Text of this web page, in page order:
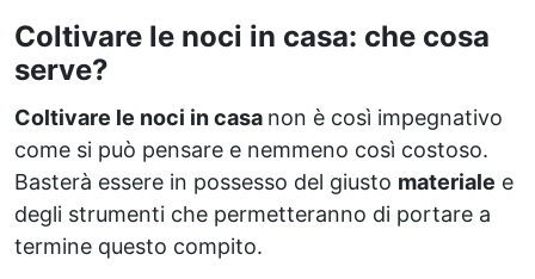
Coltivare le noci in casa: che cosa
serve?
Coltivare le noci in casa non è così impegnativo
come si può pensare e nemmeno così costoso.
Basterà essere in possesso del giusto materiale e
degli strumenti che permetteranno di portare a
termine questo compito.